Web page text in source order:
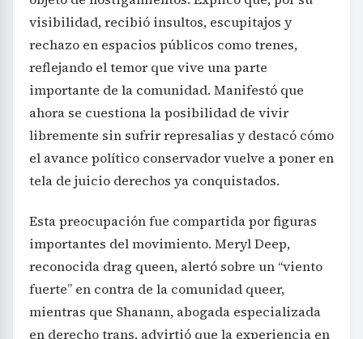
visibilidad, recibió insultos, escupitajos y
rechazo en espacios públicos como trenes,
reflejando el temor que vive una parte
importante de la comunidad. Manifestó que
ahora se cuestiona la posibilidad de vivir
libremente sin sufrir represalias y destacó cómo
el avance político conservador vuelve a poner en
tela de juicio derechos ya conquistados.
Esta preocupación fue compartida por figuras
importantes del movimiento. Meryl Deep,
reconocida drag queen, alertó sobre un “viento
fuerte” en contra de la comunidad queer,
mientras que Shanann, abogada especializada
en derecho trans, advirtió que la experiencia en